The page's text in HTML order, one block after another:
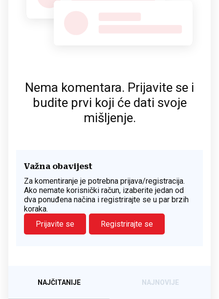
Nema komentara. Prijavite se i
budite prvi koji će dati svoje
mišljenje.
Važna obavijest
Za komentiranje je potrebna prijava/registracija.
Ako nemate korisnički račun, izaberite jedan od
dva ponuđena načina i registrirajte se u par brzih
koraka.
Prijavite se
Registrirajte se
NAJČITANIJE NAJNOVIJE